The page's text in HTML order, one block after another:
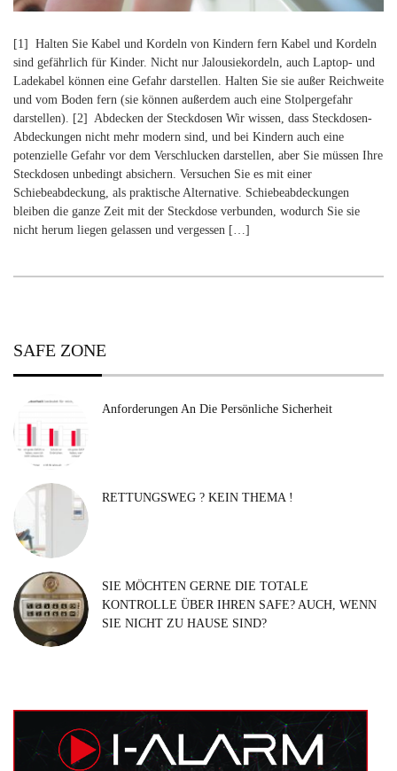
[1] Halten Sie Kabel und Kordeln von Kindern fern Kabel und Kordeln
sind gefährlich für Kinder. Nicht nur Jalousiekordeln, auch Laptop- und
Ladekabel können eine Gefahr darstellen. Halten Sie sie außer Reichweite
und vom Boden fern (sie können außerdem auch eine Stolpergefahr
darstellen). [2] Abdecken der Steckdosen Wir wissen, dass Steckdosen-
Abdeckungen nicht mehr modern sind, und bei Kindern auch eine
potenzielle Gefahr vor dem Verschlucken darstellen, aber Sie müssen Ihre
Steckdosen unbedingt absichern. Versuchen Sie es mit einer
Schiebeabdeckung, als praktische Alternative. Schiebeabdeckungen
bleiben die ganze Zeit mit der Steckdose verbunden, wodurch Sie sie
nicht herum liegen gelassen und vergessen […]
SAFE ZONE
Anforderungen An Die Persönliche Sicherheit
RETTUNGSWEG ? KEIN THEMA !
SIE MÖCHTEN GERNE DIE TOTALE
KONTROLLE ÜBER IHREN SAFE? AUCH, WENN
SIE NICHT ZU HAUSE SIND?